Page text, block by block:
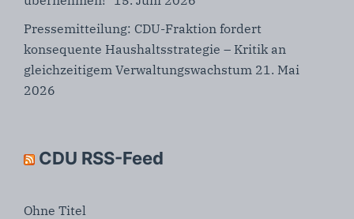
Pressemitteilung: CDU-Fraktion fordert
konsequente Haushaltsstrategie – Kritik an
gleichzeitigem Verwaltungswachstum 21. Mai
2026
CDU RSS-Feed
Ohne Titel